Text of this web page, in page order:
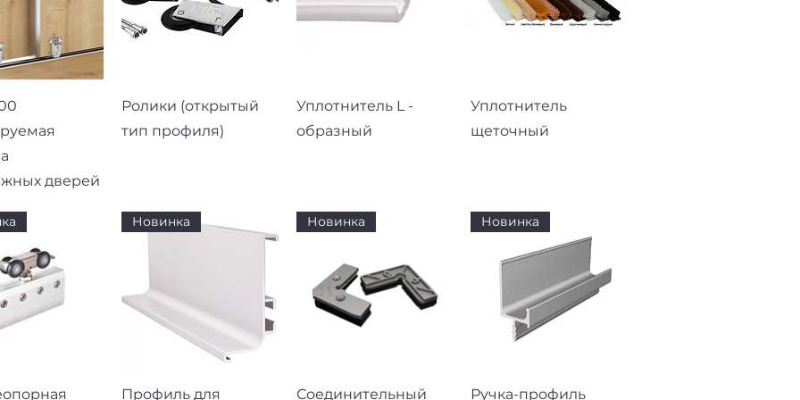
просмотр
дверей
Быстрый просмотр
Ролики (открытый
тип профиля)
Быстрый просмотр
Уплотнитель L -
образный
Быстрый просмотр
Уплотнитель
щеточный
просмотр Быстрый просмотр
Новинка
Профиль для Быстрый просмотр
Новинка
Соединительный Быстрый просмотр
Новинка
Ручка-профиль